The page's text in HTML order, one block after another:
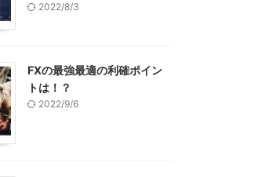
2022/8/3
FXの最強最適の利確ポイン
トは！？
2022/9/6